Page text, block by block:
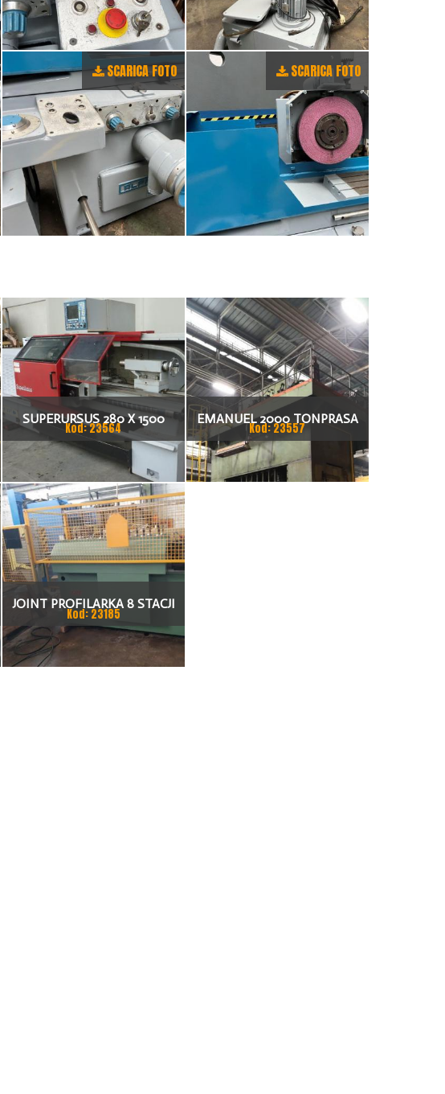
SCARICA FOTO SCARICA FOTO
SUPERURSUS 280 X 1500
TOKARKA
Kod: 23564
EMANUEL 2000 TONPRASA
HYDRAULICZNA 3200 X 2000
Kod: 23557
JOINT PROFILARKA 8 STACJI
Kod: 23185